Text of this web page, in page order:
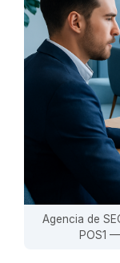
Agencia de
POS1